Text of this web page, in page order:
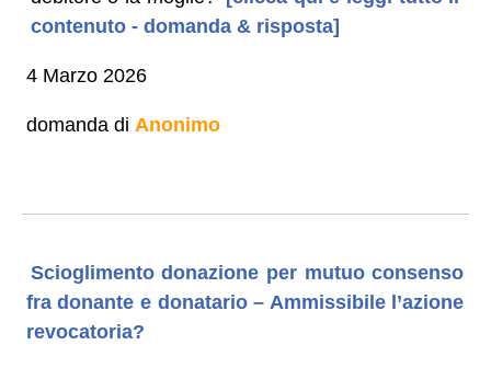
contenuto - domanda & risposta]
4 Marzo 2026
domanda di Anonimo
Scioglimento donazione per mutuo consenso
fra donante e donatario – Ammissibile l’azione
revocatoria?